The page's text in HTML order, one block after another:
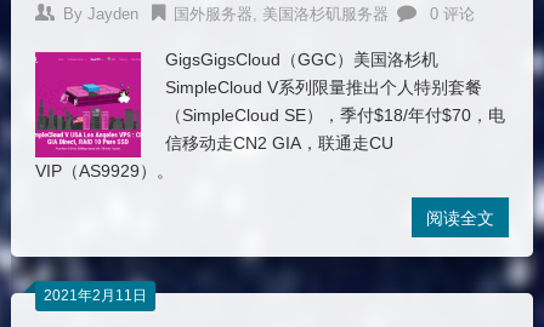
By Jayden 国外服务器, 美国洛杉矶服务器 0 评论
GigsGigsCloud（GGC）美国洛杉机
SimpleCloud V系列限量推出个人特别套餐
（SimpleCloud SE），季付$18/年付$70，电
信移动走CN2 GIA，联通走CU
VIP（AS9929）。
阅读全文
2021年2月11日